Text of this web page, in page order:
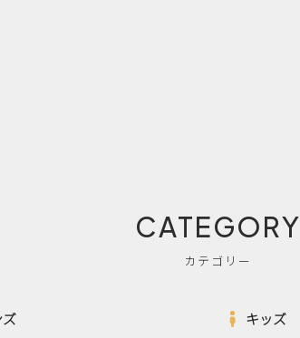
CATEGORY
カテゴリー
ズ キッズ